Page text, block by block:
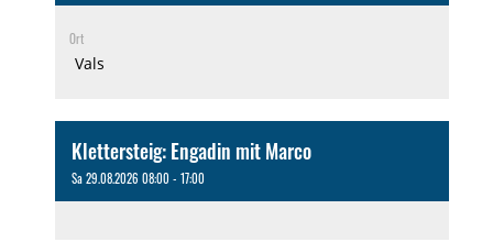
Ort
Vals
Klettersteig: Engadin mit Marco
Sa 29.08.2026 08:00 - 17:00